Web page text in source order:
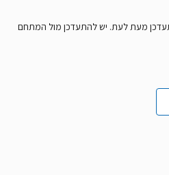
מעת לעת. יש להתעדכן מול המתחם